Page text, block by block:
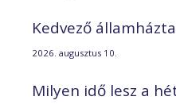
Kedvező
2026. augusztus 10.
Milyen idő lesz a